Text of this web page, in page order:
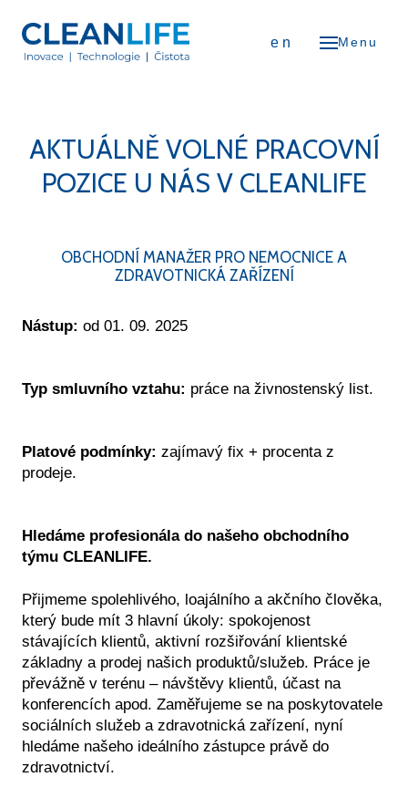
Menu
cs
en
Čističky vzduchu
Flexibilní zástěny
Vozíkové systémy
Mobilní a sprchovací pomůcky
Biofilní (mechový) design
Teambuilding
CLEANLIFE tour
Návrhy sesteren
Místní šetření
AKTUÁLNĚ VOLNÉ PRACOVNÍ
POZICE U NÁS V CLEANLIFE
OBCHODNÍ MANAŽER PRO NEMOCNICE A
ZDRAVOTNICKÁ ZAŘÍZENÍ
Nástup: od 01. 09. 2025
Typ smluvního vztahu: práce na živnostenský list.
Platové podmínky: zajímavý fix + procenta z
prodeje.
Hledáme profesionála do našeho obchodního
týmu CLEANLIFE.
Přijmeme spolehlivého, loajálního a akčního člověka,
který bude mít 3 hlavní úkoly: spokojenost
stávajících klientů, aktivní rozšiřování klientské
základny a prodej našich produktů/služeb. Práce je
převážně v terénu – návštěvy klientů, účast na
konferencích apod. Zaměřujeme se na poskytovatele
sociálních služeb a zdravotnická zařízení, nyní
hledáme našeho ideálního zástupce právě do
zdravotnictví.